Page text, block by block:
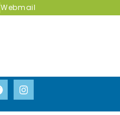
Webmail